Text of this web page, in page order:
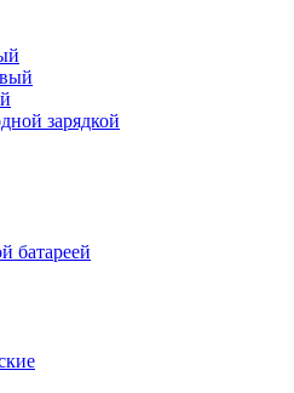
зарядкой
батареей